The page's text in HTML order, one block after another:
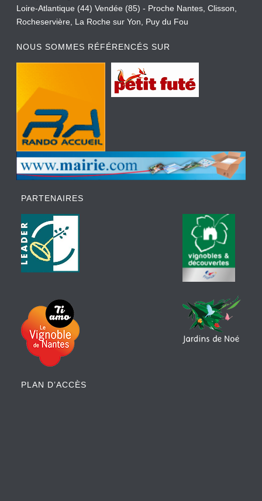
Loire-Atlantique (44) Vendée (85) - Proche Nantes, Clisson,
Rocheservière, La Roche sur Yon, Puy du Fou
NOUS SOMMES RÉFÉRENCÉS SUR
PARTENAIRES
PLAN D’ACCÈS